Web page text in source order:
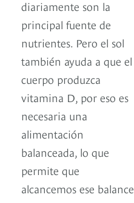
diariamente son la
principal fuente de
nutrientes. Pero el sol
también ayuda a que el
cuerpo produzca
vitamina D, por eso es
necesaria una
alimentación
balanceada, lo que
permite que
alcancemos ese balance